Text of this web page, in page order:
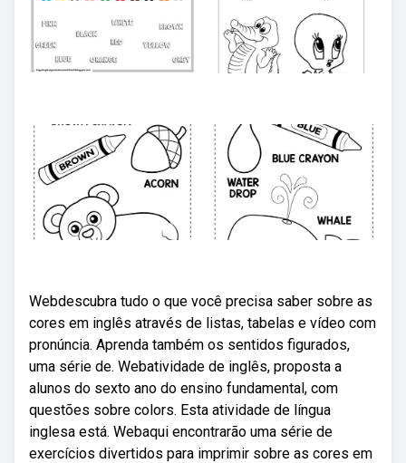
Webdescubra tudo o que você precisa saber sobre as
cores em inglês através de listas, tabelas e vídeo com
pronúncia. Aprenda também os sentidos figurados,
uma série de. Webatividade de inglês, proposta a
alunos do sexto ano do ensino fundamental, com
questões sobre colors. Esta atividade de língua
inglesa está. Webaqui encontrarão uma série de
exercícios divertidos para imprimir sobre as cores em